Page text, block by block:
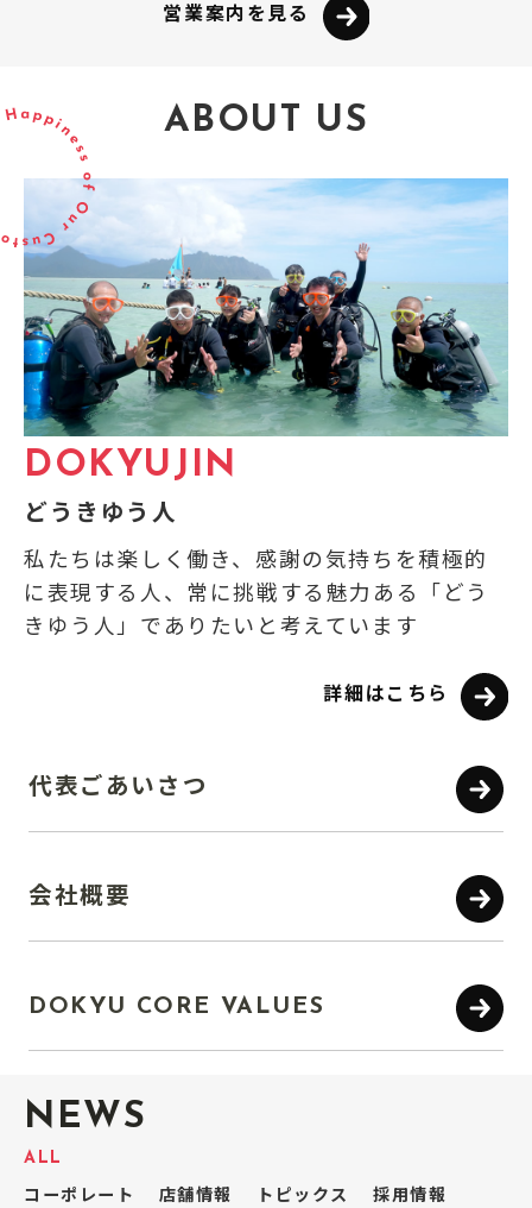
営業案内を見る
ABOUT US
DOKYUJIN
どうきゆう人
私たちは楽しく働き、感謝の気持ちを積極的
に表現する人、常に挑戦する魅力ある「どう
きゆう人」でありたいと考えています
詳細はこちら
代表ごあいさつ
会社概要
DOKYU CORE VALUES
ALL
コーポレート 店舗情報 トピックス 採用情報
NEWS